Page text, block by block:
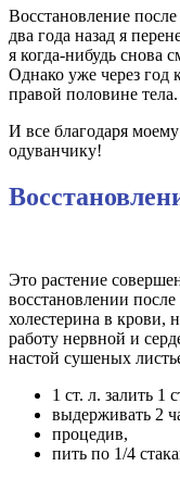
Восстановление после
два года назад я
я когда-нибудь снова
Однако уже через год
правой половине тела.
И все благодаря
одуванчику!
Это растение
восстановлении
холестерина в крови,
работу нервной и
настой сушеных
1 ст. л. залить 1
выдерживать 2
процедив,
пить по 1/4